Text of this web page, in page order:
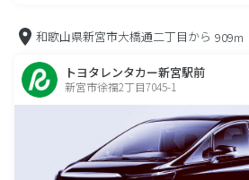
和歌山県新宮市大橋通二丁目から 909m
トヨタレンタカー新宮駅前
新宮市徐福2丁目7045-1